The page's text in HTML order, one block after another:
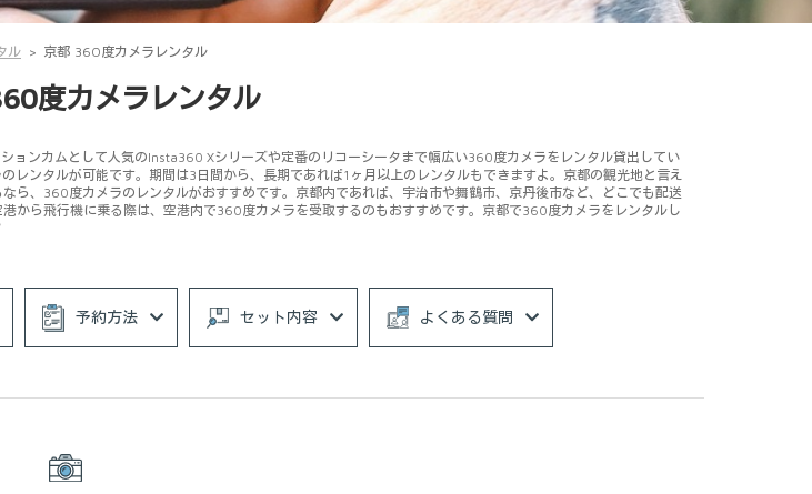
ル 京都 360度カメラレンタル
度カメラレンタル
ンカムとして人気のInsta360 Xシリーズや定番のリコーシータまで幅広い360度カメラをレンタル貸出してい
ンタルが可能です。期間は3日間から、長期であれば1ヶ月以上のレンタルもできますよ。京都の観光地と言え
ら、360度カメラのレンタルがおすすめです。京都内であれば、宇治市や舞鶴市、京丹後市など、どこでも配送
から飛行機に乗る際は、空港内で360度カメラを受取するのもおすすめです。京都で360度カメラをレンタルし
予約方法 セット内容 よくある質問